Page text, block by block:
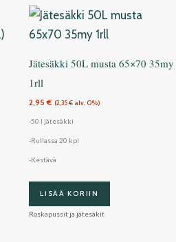
Jätesäkki 50L musta 65×70 35my
1rll
2,95€ (2,35€ alv. 0%)
-50 l jätesäkki
-Rullassa 20 kpl
-Kestävä
LISÄÄ KORIIN
Roskapussit ja jätesäkit